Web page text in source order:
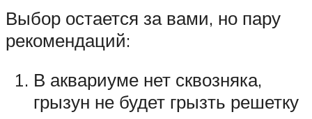
Выбор остается за вами, но пару
рекомендаций:
В аквариуме нет сквозняка,
грызун не будет грызть решетку